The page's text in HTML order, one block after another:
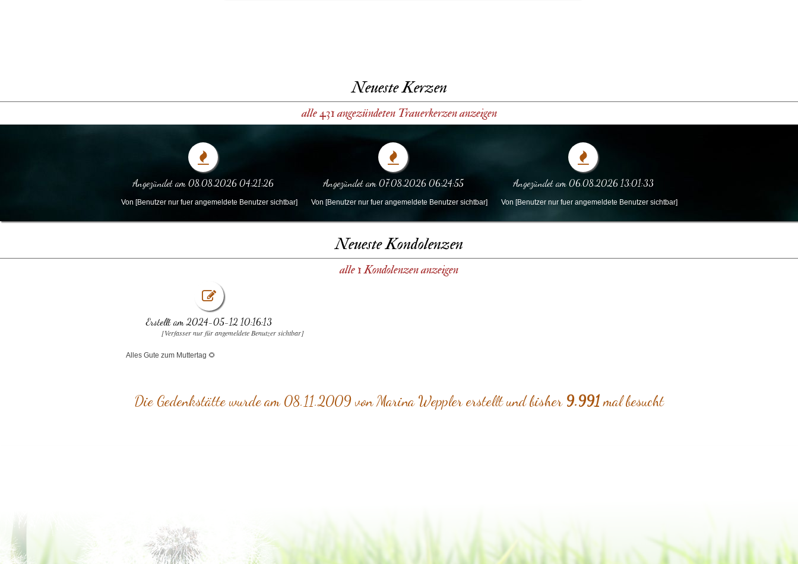
Neueste Kerzen
alle 431 angezündeten Trauerkerzen anzeigen
Angezündet am 08.08.2026 04:21:26
Von [Benutzer nur fuer angemeldete Benutzer sichtbar]
Angezündet am 07.08.2026 06:24:55
Von [Benutzer nur fuer angemeldete Benutzer sichtbar]
Angezündet am 06.08.2026 13:01:33
Von [Benutzer nur fuer angemeldete Benutzer sichtbar]
Neueste Kondolenzen
alle 1 Kondolenzen anzeigen
Erstellt am 2024-05-12 10:16:13
[Verfasser nur für angemeldete Benutzer sichtbar]
Alles Gute zum Muttertag 🌻
Die Gedenkstätte wurde am 08.11.2009 von Marina Weppler erstellt und bisher 9.991mal besucht